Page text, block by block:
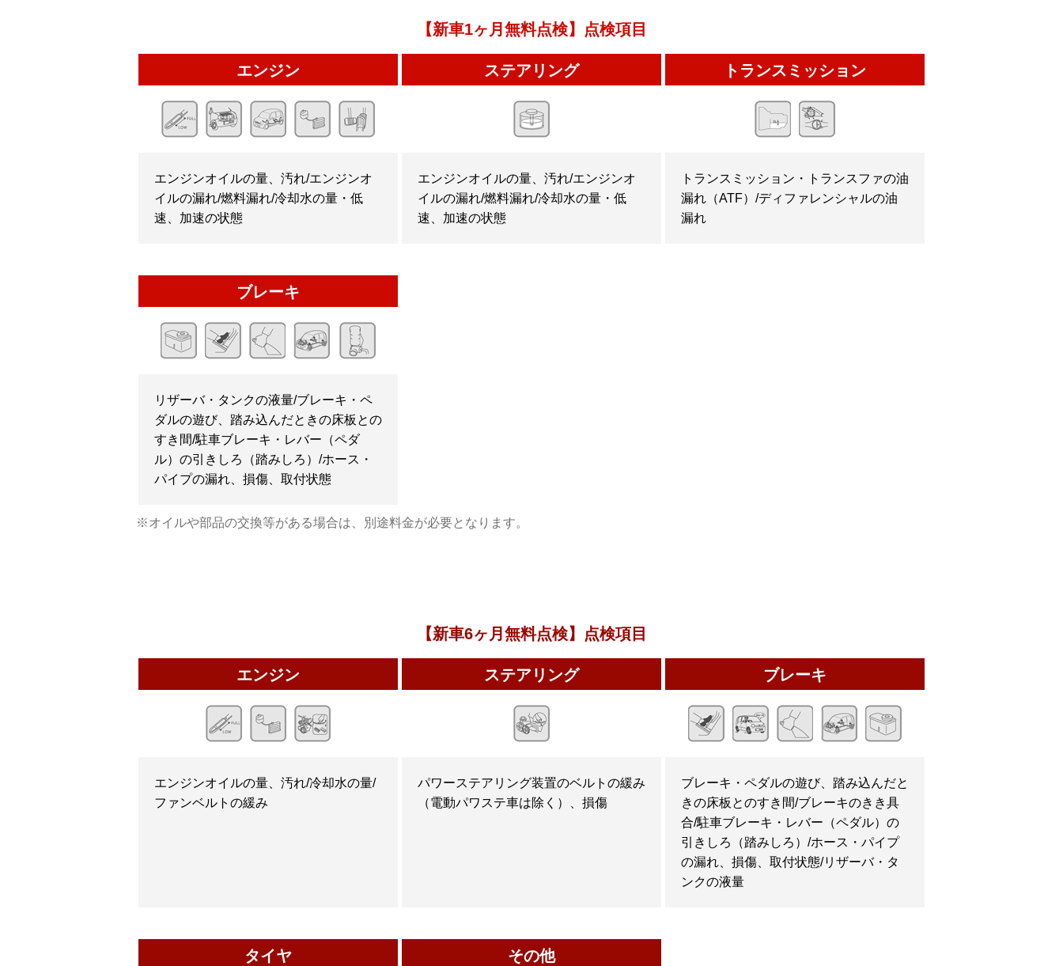
【新車1ヶ月無料点検】点検項目
エンジン
エンジンオイルの量、汚れ/エンジンオ
イルの漏れ/燃料漏れ/冷却水の量・低
速、加速の状態
ステアリング
エンジンオイルの量、汚れ/エンジンオ
イルの漏れ/燃料漏れ/冷却水の量・低
速、加速の状態
トランスミッション
トランスミッション・トランスファの油
漏れ（ATF）/ディファレンシャルの油
漏れ
ブレーキ
リザーバ・タンクの液量/ブレーキ・ペ
ダルの遊び、踏み込んだときの床板との
すき間/駐車ブレーキ・レバー（ペダ
ル）の引きしろ（踏みしろ）/ホース・
パイプの漏れ、損傷、取付状態
※オイルや部品の交換等がある場合は、別途料金が必要となります。
【新車6ヶ月無料点検】点検項目
エンジン
エンジンオイルの量、汚れ/冷却水の量/
ファンベルトの緩み
ステアリング
パワーステアリング装置のベルトの緩み
（電動パワステ車は除く）、損傷
ブレーキ
ブレーキ・ペダルの遊び、踏み込んだと
きの床板とのすき間/ブレーキのきき具
合/駐車ブレーキ・レバー（ペダル）の
引きしろ（踏みしろ）/ホース・パイプ
の漏れ、損傷、取付状態/リザーバ・タ
ンクの液量
タイヤ その他